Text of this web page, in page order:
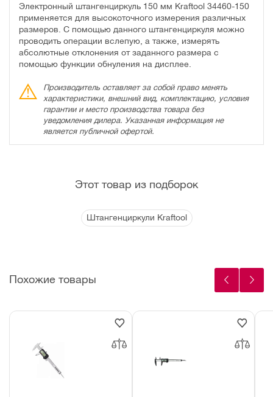
Электронный штангенциркуль 150 мм Kraftool 34460-150
применяется для высокоточного измерения различных
размеров. С помощью данного штангенциркуля можно
проводить операции вслепую, а также, измерять
абсолютные отклонения от заданного размера с
помощью функции обнуления на дисплее.
Производитель оставляет за собой право менять
характеристики, внешний вид, комплектацию, условия
гарантии и место производства товара без
уведомления дилера. Указанная информация не
является публичной офертой.
Этот товар из подборок
Штангенциркули Kraftool
Похожие товары